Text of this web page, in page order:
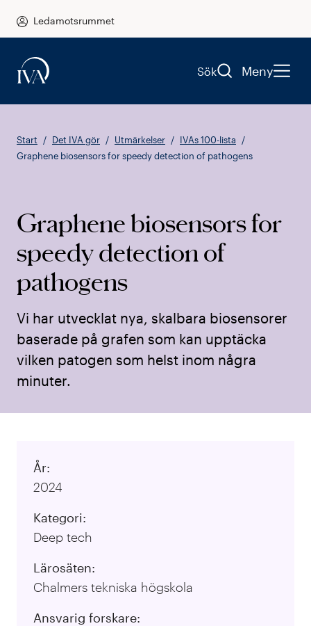
Ledamotsrummet
Sök Meny
Start Det IVA gör Utmärkelser
IVAs 100-lista
Graphene biosensors for speedy detection of pathogens
Graphene biosensors for
speedy detection of
pathogens
Vi har utvecklat nya, skalbara biosensorer
baserade på grafen som kan upptäcka
vilken patogen som helst inom några
minuter.
År:
2024
Kategori:
Deep tech
Lärosäten:
Chalmers tekniska högskola
Ansvarig forskare: